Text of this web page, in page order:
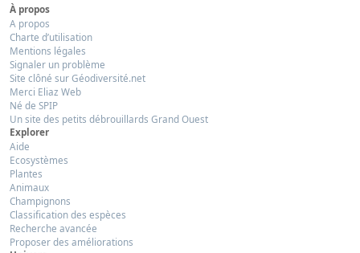
À propos
A propos
Charte d’utilisation
Mentions légales
Signaler un problème
Site clôné sur Géodiversité.net
Merci Eliaz Web
Né de SPIP
Un site des petits débrouillards Grand Ouest
Explorer
Aide
Ecosystèmes
Plantes
Animaux
Champignons
Classification des espèces
Recherche avancée
Proposer des améliorations